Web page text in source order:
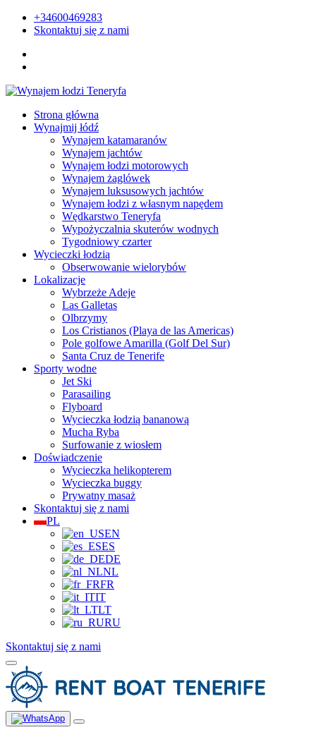
+34600469283
Skontaktuj się z nami
Strona główna
Wynajmij łódź
Wynajem katamaranów
Wynajem jachtów
Wynajem łodzi motorowych
Wynajem żaglówek
Wynajem luksusowych jachtów
Wynajem łodzi z własnym napędem
Wędkarstwo Teneryfa
Wypożyczalnia skuterów wodnych
Tygodniowy czarter
Wycieczki łodzią
Obserwowanie wielorybów
Lokalizacje
Wybrzeże Adeje
Las Galletas
Olbrzymy
Los Cristianos (Playa de las Americas)
Pole golfowe Amarilla (Golf Del Sur)
Santa Cruz de Tenerife
Sporty wodne
Jet Ski
Parasailing
Flyboard
Wycieczka łodzią bananową
Mucha Ryba
Surfowanie z wiosłem
Doświadczenie
Wycieczka helikopterem
Wycieczka buggy
Prywatny masaż
Skontaktuj się z nami
PL
EN
ES
DE
NL
FR
IT
LT
RU
Skontaktuj się z nami